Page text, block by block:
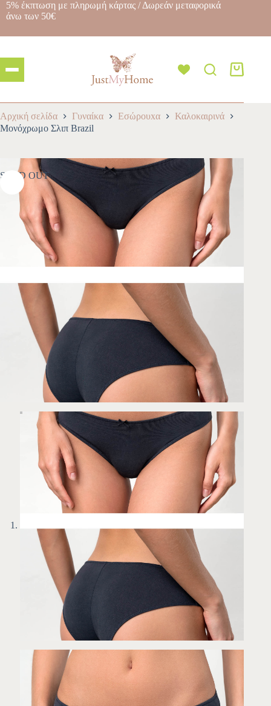
5% έκπτωση με πληρωμή κάρτας / Δωρεάν μεταφορικά
άνω των 50€
Αρχική σελίδα Γυναίκα Εσώρουxα
Καλοκαιρινά
Μονόχρωμο Σλιπ Brazil
SOLD OUT